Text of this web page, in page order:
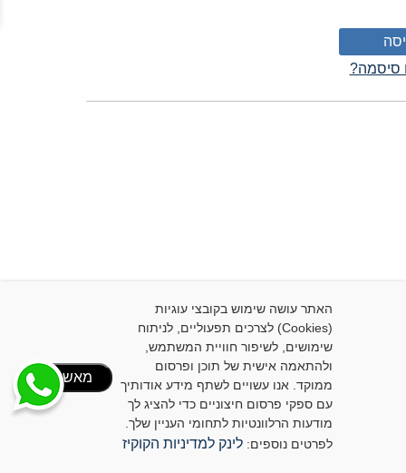
| האתר נבנה על-ידי סטארויזיןבניית אתרים
האתר עושה שימוש בקובצי עוגיות
(Cookies) לצרכים תפעוליים, לניתוח
שימושים, לשיפור חוויית המשתמש,
ולהתאמה אישית של תוכן ופרסום
ממוקד. אנו עשויים לשתף מידע אודותיך
עם ספקי פרסום חיצוניים כדי להציג לך
מודעות הרלוונטיות לתחומי העניין שלך.
לפרטים נוספים:לינק למדיניות הקוקיז
מאשר/ת